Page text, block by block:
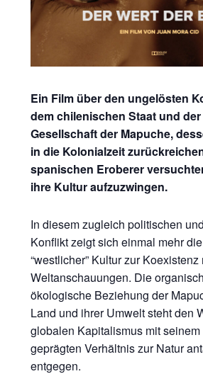
Ein Film über den ungelösten
dem chilenischen Staat und
Gesellschaft der Mapuche,
in die Kolonialzeit
spanischen Eroberer
ihre Kultur aufzuzwingen.
In diesem zugleich politischen
Konflikt zeigt sich einmal mehr
“westlicher” Kultur zur
Weltanschauungen. Die
ökologische Beziehung der
Land und ihrer Umwelt steht den
globalen Kapitalismus mit
geprägten Verhältnis zur Natur
entgegen.